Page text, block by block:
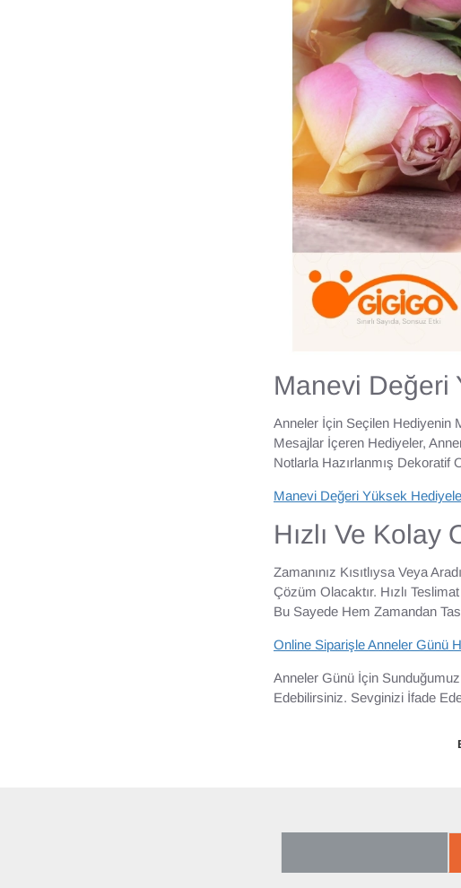
Manevi Değeri
Anneler İçin Seçilen Hediyenin
Mesajlar İçeren Hediyeler,
Notlarla Hazırlanmış Dekoratif
Manevi Değeri Yüksek
Hızlı Ve Kolay
Zamanınız Kısıtlıysa Veya
Çözüm Olacaktır. Hızlı
Bu Sayede Hem Zamandan
Online Siparişle Anneler Günü
Anneler Günü İçin
Edebilirsiniz. Sevginizi İfade